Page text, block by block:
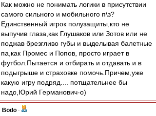
Как можно не понимать логики в присутствии
самого сильного и мобильного п\з?
Единственный игрок полузащиты,кто не
выпучив глаза,как Глушаков или Зотов или не
поджав брезгливо губы и выделывая балетные
па,как Промес и Попов, просто играет в
футбол.Пытается и отбирать и отдавать и в
подыгрыше и страховке помочь.Причем,уже
какую игру подряд.... потщательнее бы
надо,Юрий Германович-о)
Bodo -